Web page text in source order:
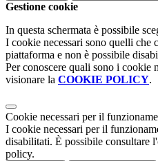
Gestione cookie
In questa schermata è possibile
I cookie necessari sono quelli che
piattaforma e non è possibile
Per conoscere quali sono i cookie
visionare la COOKIE POLICY.
Cookie necessari per il
I cookie necessari per il
disabilitati. È possibile consultare
policy.